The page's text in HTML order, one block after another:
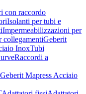
con raccordo
Isolanti per tubi e
Impermeabilizzazioni per
collegamentiGeberit
InoxTubi
Raccordi a
Geberit Mapress Acciaio